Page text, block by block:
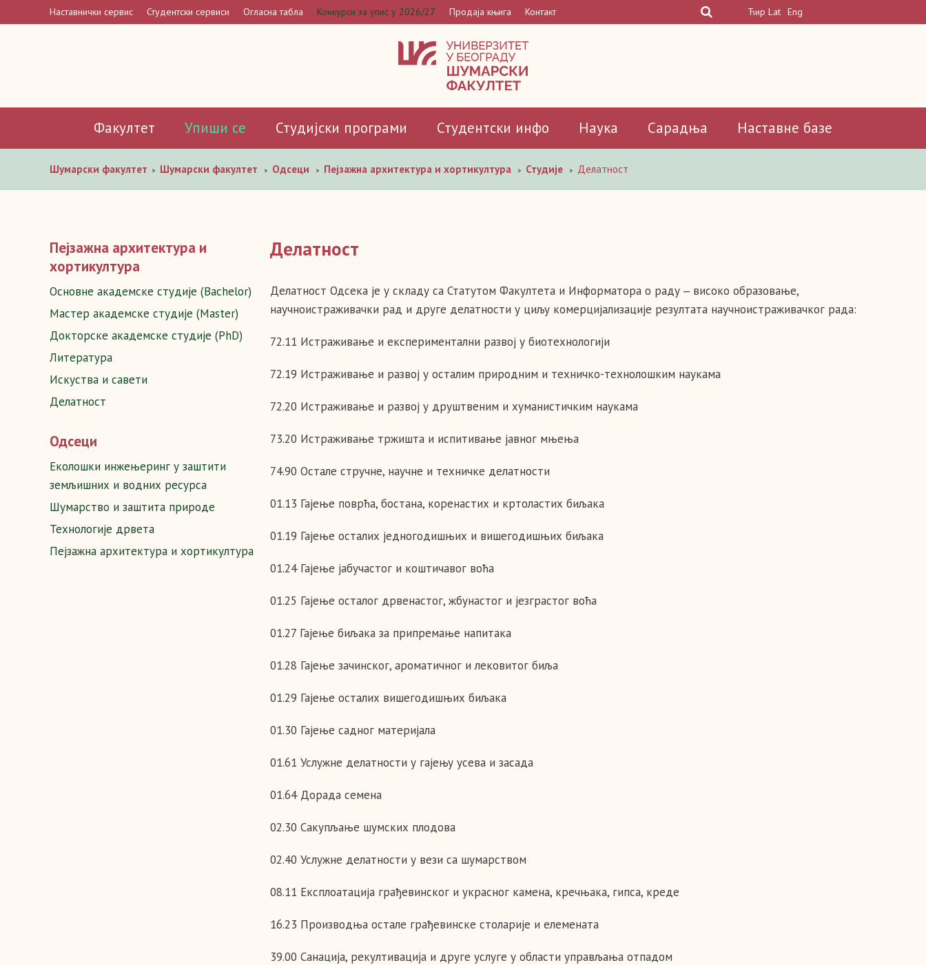
Наставнички сервис Студентски сервиси Огласна табла Конкурси за упис у 2026/27 Продаја књига Контакт Ћир Lat Eng
Факултет Упиши се Студијски програми Студентски инфо Наука Сарадња Наставне базе
Шумaрски факултет > Шумарски факултет > Одсеци > Пејзажна архитектура и хортикултура > Студије > Делатност
Пејзажна архитектура и
хортикултура
Основне академске студије (Bachelor)
Мастер академске студије (Master)
Докторске академске студије (PhD)
Литература
Искуства и савети
Делатност
Одсеци
Еколошки инжењеринг у заштити
земљишних и водних ресурса
Шумарство и заштита природе
Технологије дрвета
Пејзажна архитектура и хортикултура
Делатност
Делатност Одсека је у складу са Статутом Факултета и Информатора о раду ‒ високо образовање,
научноистраживачки рад и друге делатности у циљу комерцијализације резултата научноистраживачког рада:
72.11 Истраживање и експериментални развој у биотехнологији
72.19 Истраживање и развој у осталим природним и техничко-технолошким наукама
72.20 Истраживање и развој у друштвеним и хуманистичким наукама
73.20 Истраживање тржишта и испитивање јавног мњења
74.90 Остале стручне, научне и техничке делатности
01.13 Гајење поврћа, бостана, коренастих и кртоластих биљака
01.19 Гајење осталих једногодишњих и вишегодишњих биљака
01.24 Гајење јабучастог и коштичавог воћа
01.25 Гајење осталог дрвенастог, жбунастог и језграстог воћа
01.27 Гајење биљака за припремање напитака
01.28 Гајење зачинског, ароматичног и лековитог биља
01.29 Гајење осталих вишегодишњих биљака
01.30 Гајење садног материјала
01.61 Услужне делатности у гајењу усева и засада
01.64 Дорада семена
02.30 Сакупљање шумских плодова
02.40 Услужне делатности у вези са шумарством
08.11 Експлоатација грађевинског и украсног камена, кречњака, гипса, креде
16.23 Производња остале грађевинске столарије и елемената
39.00 Санација, рекултивација и друге услуге у области управљања отпадом